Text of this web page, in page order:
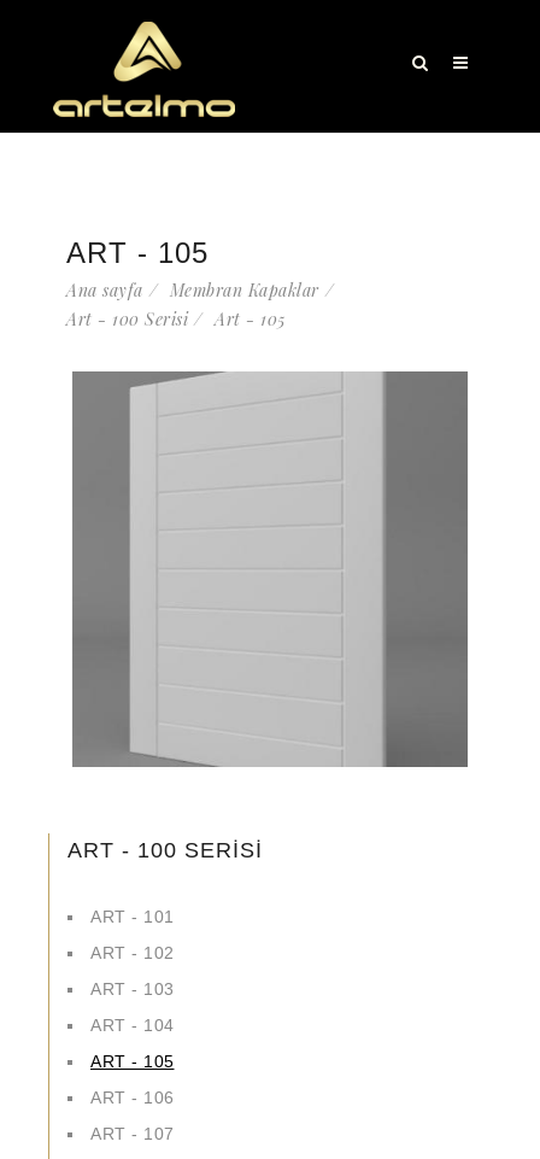
ART - 105
Ana sayfa
Membran Kapaklar
Art - 100 Serisi
Art - 105
ART - 100 SERİSİ
ART - 101
ART - 102
ART - 103
ART - 104
ART - 105
ART - 106
ART - 107